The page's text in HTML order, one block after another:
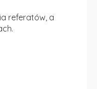
referatów, a